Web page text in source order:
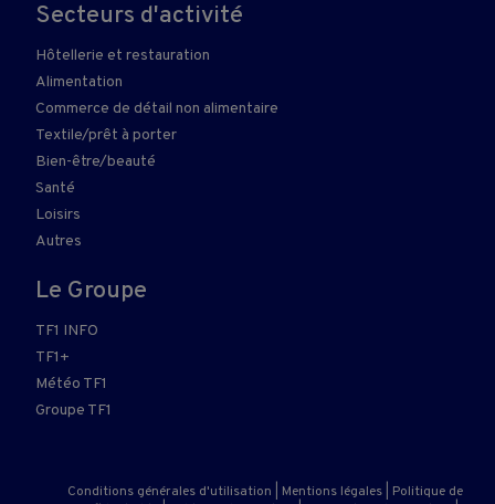
Secteurs d'activité
Hôtellerie et restauration
Alimentation
Commerce de détail non alimentaire
Textile/prêt à porter
Bien-être/beauté
Santé
Loisirs
Autres
Le Groupe
TF1 INFO
TF1+
Météo TF1
Groupe TF1
Conditions générales d'utilisation Mentions légales
Politique de